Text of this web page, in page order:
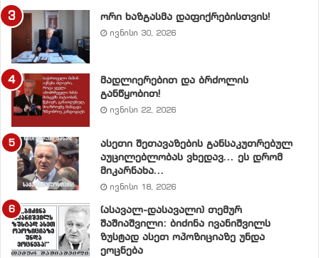
ორი ხაზგასმა დაფიქრებისთვის!
ივნისი 30, 2026
მადლიერებით და ბრძოლის
განწყობით!
ივნისი 22, 2026
ასეთი შეთავაზების განსაკუთრებულ
აუცილებლობას ვხედავ… ეს დრომ
მიკარნახა…
ივნისი 18, 2026
(ასავალ-დასავალი) თემურ
შაშიაშვილი: ბიძინა ივანიშვილს
ზუსტად ასეთ ოპოზიციაზე უნდა
ეოცნება